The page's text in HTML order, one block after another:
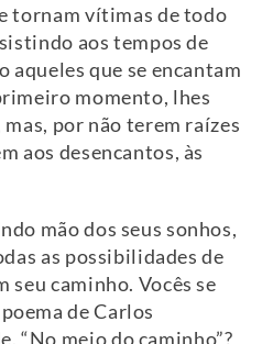
tornam vítimas de todo
aos tempos de
aqueles que se encantam
momento, lhes
por não terem raízes
aos desencantos, às
mão dos seus sonhos,
as possibilidades de
seu caminho. Vocês se
de Carlos
“No meio do caminho”?